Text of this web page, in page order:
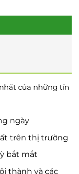
của những tín
ngày
trên thị trường
bắt mắt
thành và các